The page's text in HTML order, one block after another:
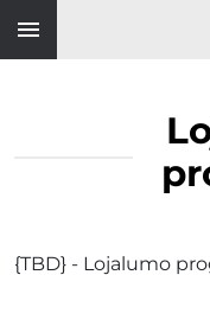
{TBD} - Lojalumo